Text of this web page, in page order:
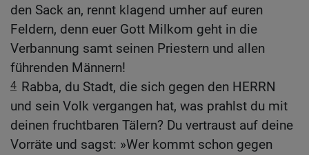
den Sack an, rennt klagend umher auf euren
Feldern, denn euer Gott Milkom geht in die
Verbannung samt seinen Priestern und allen
führenden Männern!
4 Rabba, du Stadt, die sich gegen den HERRN
und sein Volk vergangen hat, was prahlst du mit
deinen fruchtbaren Tälern? Du vertraust auf deine
Vorräte und sagst: »Wer kommt schon gegen